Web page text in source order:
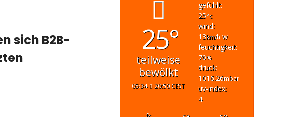
sich B2B-
25°
teilweise
bewölkt
05:34 20:50 CEST
gefühlt:
25°c
wind:
13km/hw
feuchtigkeit:
70%
druck:
1016.26mbar
uv-index:
4